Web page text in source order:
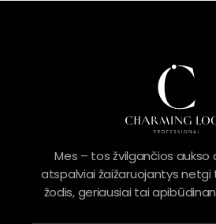
Mes – tos žvilgančios aukso
atspalviai žaižaruojantys netgi
žodis, geriausiai tai